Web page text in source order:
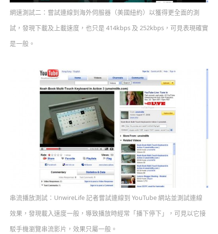
網速測試二：嘗試連線到海外伺服器（美國紐約）以獲得更全面的測
試，發現下載及上載速度，也只是 414kbps 及 252kbps，可見表現確實
是一般。
串流播放測試：UnwireLife 記者嘗試連線到 YouTube 網站並測試連線
效果，發現載入速度一般，導致播放時經常「播下停下」，可見以它接
駁手機瀏覽串流影片，效果只屬一般。